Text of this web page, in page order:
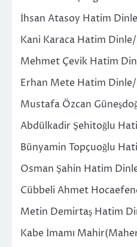
İhsan Atasoy Hatim
Kani Karaca Hatim
Mehmet Çevik Hatim
Erhan Mete Hatim
Mustafa Özcan
Abdülkadir Şehitoğlu
Bünyamin Topçuoğlu
Osman Şahin Hatim
Cübbeli Ahmet
Metin Demirtaş Hatim
Kabe İmamı